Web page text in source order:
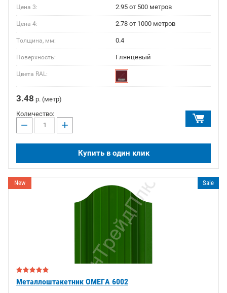
Цена 3: 2.95 от 500 метров
Цена 4: 2.78 от 1000 метров
Толщина, мм: 0.4
Поверхность: Глянцевый
Цвета RAL:
3.48 р. (метр)
Количество:
− +
Купить в один клик
New Sale
Металлоштакетник ОМЕГА 6002